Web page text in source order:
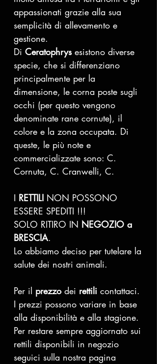
appassionati grazie alla sua
semplicità di allevamento e
gestione.
Di Ceratophrysesistono diverse
specie, che si differenziano
principalmente per la
dimensione, le corna poste sugli
occhi (per questo vengono
denominate rane cornute), il
colore e la zona occupata. Di
queste, le più note e
commercializzate sono: C.
Cornuta, C. Cranwelli, C.
I RETTILI NON POSSONO
ESSERE SPEDITI !!!
SOLO RITIRO IN NEGOZIO a
BRESCIA.
Lo abbiamo deciso per tutelare la
salute dei nostri animali.
Per il prezzodei rettili contattaci.
I prezzi possono variare in base
alla disponibilità e alla stagione.
Per restare sempre aggiornato sui
rettili disponibili in negozio
seguici sulla nostra pagina